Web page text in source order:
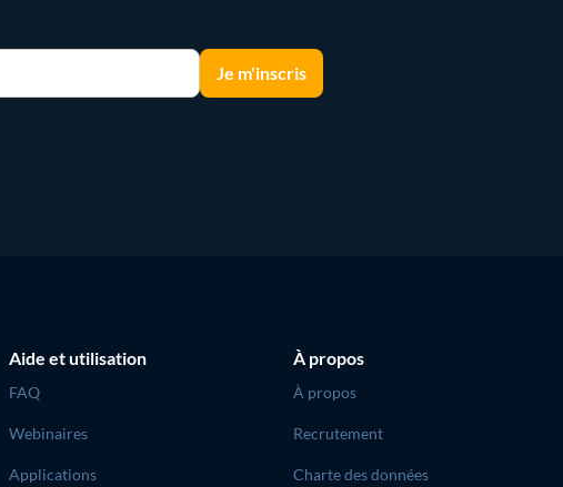
Aide et utilisation
FAQ
Webinaires
Applications
À propos
À propos
Recrutement
Charte des données